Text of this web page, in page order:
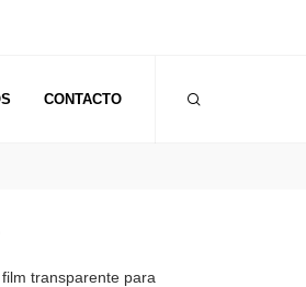
CONTACTO
transparente para